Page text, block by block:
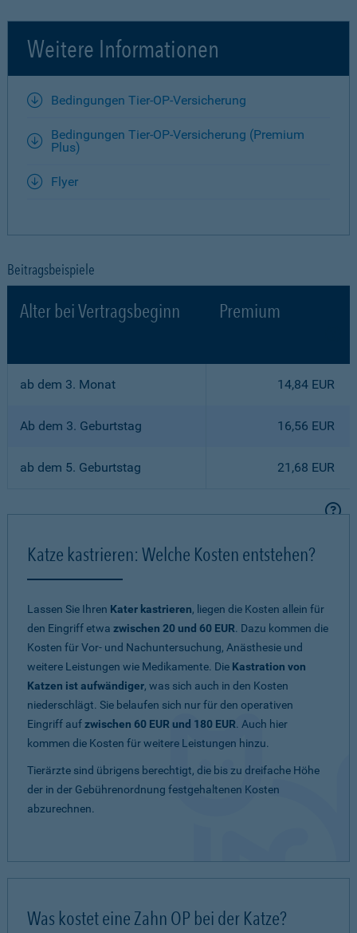
Weitere Informationen
Bedingungen Tier-OP-Versicherung
Bedingungen Tier-OP-Versicherung (Premium
Plus)
Flyer
Beitragsbeispiele
Alter bei Vertragsbeginn Premium
ab dem 3. Monat 14,84 EUR
Ab dem 3. Geburtstag 16,56 EUR
ab dem 5. Geburtstag 21,68 EUR
Katze kastrieren: Welche Kosten entstehen?
Lassen Sie Ihren Kater kastrieren, liegen die Kosten allein für
den Eingriff etwa zwischen 20 und 60 EUR. Dazu kommen die
Kosten für Vor- und Nachuntersuchung, Anästhesie und
weitere Leistungen wie Medikamente. Die Kastration von
Katzen ist aufwändiger, was sich auch in den Kosten
niederschlägt. Sie belaufen sich nur für den operativen
Eingriff aufzwischen 60 EUR und 180 EUR. Auch hier
kommen die Kosten für weitere Leistungen hinzu.
Tierärzte sind übrigens berechtigt, die bis zu dreifache Höhe
der in der Gebührenordnung festgehaltenen Kosten
abzurechnen.
Was kostet eine Zahn OP bei der Katze?